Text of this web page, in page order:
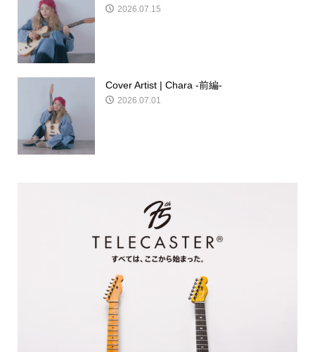
2026.07.15
Cover Artist | Chara -前編-
2026.07.01